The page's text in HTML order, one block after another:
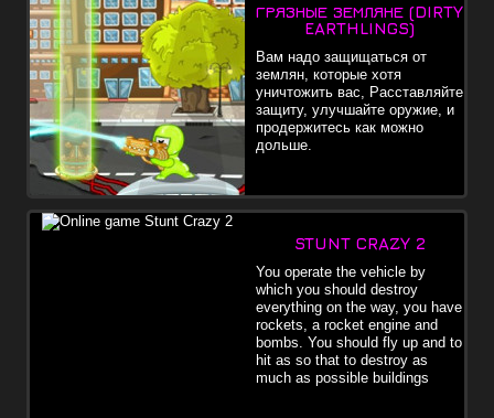
ГРЯЗНЫЕ ЗЕМЛЯНЕ (DIRTY
EARTHLINGS)
Вам надо защищаться от
землян, которые хотя
уничтожить вас, Расставляйте
защиту, улучшайте оружие, и
продержитесь как можно
дольше.
STUNT CRAZY 2
You operate the vehicle by
which you should destroy
everything on the way, you have
rockets, a rocket engine and
bombs. You should fly up and to
hit as so that to destroy as
much as possible buildings